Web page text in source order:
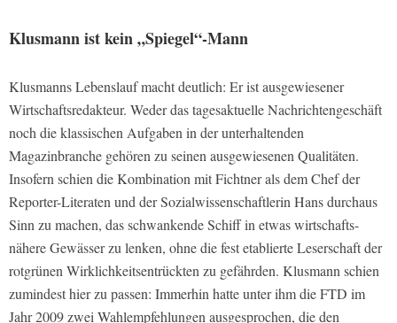
Klusmann ist kein „Spiegel“-Mann
Klusmanns Lebenslauf macht deutlich: Er ist ausgewiesener
Wirtschaftsredakteur. Weder das tagesaktuelle Nachrichtengeschäft
noch die klassischen Aufgaben in der unterhaltenden
Magazinbranche gehören zu seinen ausgewiesenen Qualitäten.
Insofern schien die Kombination mit Fichtner als dem Chef der
Reporter-Literaten und der Sozialwissenschaftlerin Hans durchaus
Sinn zu machen, das schwankende Schiff in etwas wirtschafts-
nähere Gewässer zu lenken, ohne die fest etablierte Leserschaft der
rotgrünen Wirklichkeitsentrückten zu gefährden. Klusmann schien
zumindest hier zu passen: Immerhin hatte unter ihm die FTD im
Jahr 2009 zwei Wahlempfehlungen ausgesprochen, die den